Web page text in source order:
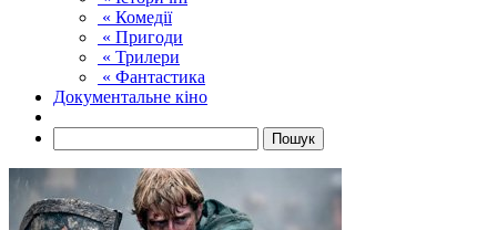
« Комедії
« Пригоди
« Трилери
« Фантастика
Документальне кіно
Пошук